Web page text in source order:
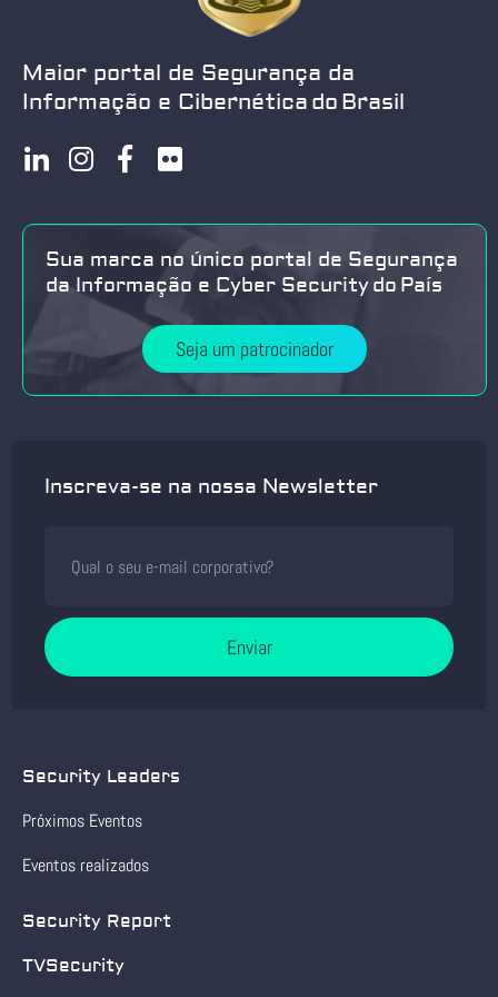
Maior portal de Segurança da
Informação e Cibernética do Brasil
Sua marca no único portal de Segurança
da Informação e Cyber Security do País
Seja um patrocinador
Inscreva-se na nossa Newsletter
Enviar
Security Leaders
Próximos Eventos
Eventos realizados
Security Report
TVSecurity